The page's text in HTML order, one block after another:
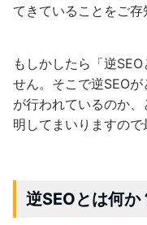
てきていることをご存
もしかしたら「逆
せん。そこで逆SEO
が行われているのか
明してまいりますので
逆SEOとは何か